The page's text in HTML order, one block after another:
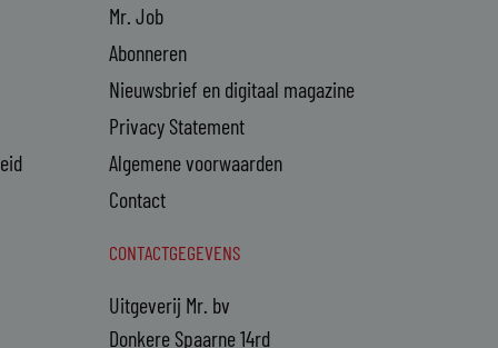
Mr. Job
Abonneren
Nieuwsbrief en digitaal magazine
Privacy Statement
Algemene voorwaarden
Contact
CONTACTGEGEVENS
Uitgeverij Mr. bv
Donkere Spaarne 14rd